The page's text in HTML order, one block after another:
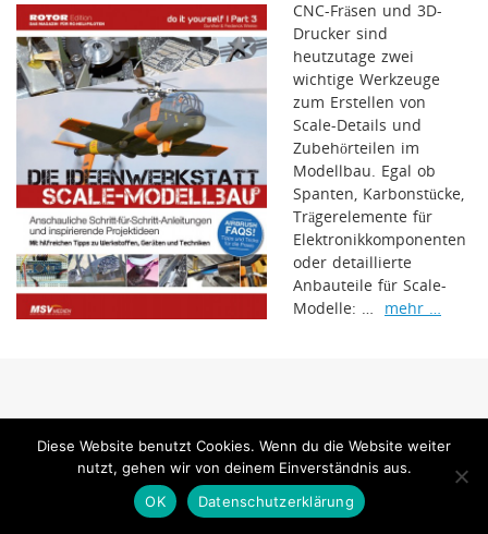
CNC-Fräsen und 3D-
Drucker sind
heutzutage zwei
wichtige Werkzeuge
zum Erstellen von
Scale-Details und
Zubehörteilen im
Modellbau. Egal ob
Spanten, Karbonstücke,
Trägerelemente für
Elektronikkomponenten
oder detaillierte
Anbauteile für Scale-
Modelle: … mehr …
Baden GmbH
MSV Medien
Präsentiert von Tempera
Diese Website benutzt Cookies. Wenn du die Website weiter
nutzt, gehen wir von deinem Einverständnis aus.
OK
Datenschutzerklärung